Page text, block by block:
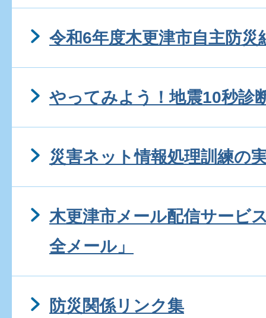
令和6年度木更津市自主防災
やってみよう！地震10秒診
災害ネット情報処理訓練の
木更津市メール配信サービ
全メール」
防災関係リンク集